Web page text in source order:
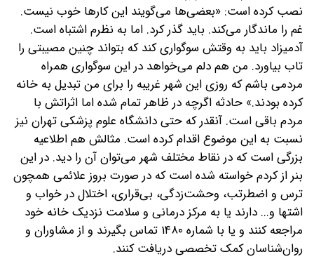
نصب کرده است: «بعضی‌ها می‌گویند این کارها خوب نیست.
غم را ماندگار می‌کند. باید گذر کرد. اما به نظرم اشتباه است.
آدمیزاد باید به وقتش سوگواری کند که بتواند چنین مصیبتی را
تاب بیاورد. من هم دلم می‌خواهد در این سوگواری همراه
مردمی باشم که روزی این شهر غریبه را برای من تبدیل به خانه
کرده بودند.» حادثه اگرچه در ظاهر تمام شده اما اثراتش با
مردم باقی است. آنقدر که حتی دانشگاه علوم پزشکی تهران نیز
نسبت به این موضوع اقدام کرده است. مثالش هم اطلاعیه
بزرگی است که در نقاط مختلف شهر می‌توان آن را دید. در این
بنر از کردم خواسته شده است که در صورت بروز علائمی همچون
ترس و اضطرتب، وحشت‌زدگی، بی‌قراری، اختلال در خواب و
اشتها و... دارند یا به مرکز درمانی و سلامت نزدیک خانه خود
مراجعه کنند و یا با شماره ۱۴۸۰ تماس بگیرند و از مشاوران و
روان‌شناسان کمک تخصصی دریافت کنند.